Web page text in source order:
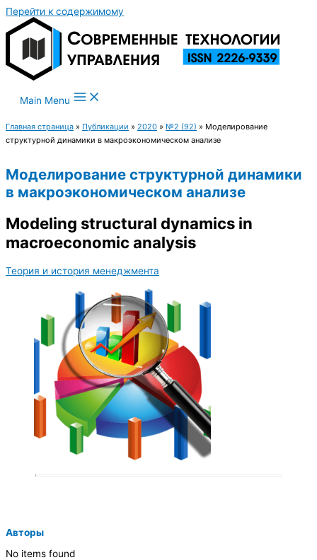
Перейти к содержимому
Main Menu
Главная страница » Публикации » 2020 » №2 (92) » Моделирование
структурной динамики в макроэкономическом анализе
Моделирование структурной динамики
в макроэкономическом анализе
Modeling structural dynamics in
macroeconomic analysis
Теория и история менеджмента
Авторы
No items found